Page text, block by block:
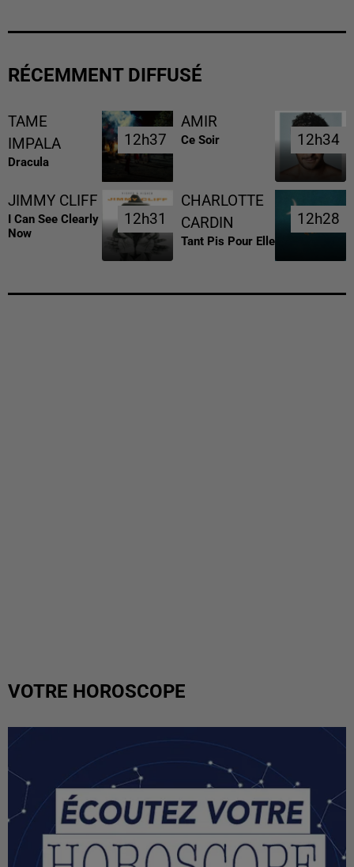
RÉCEMMENT DIFFUSÉ
TAME
IMPALA
Dracula
12h37
12h37
AMIR
Ce Soir 12h34
12h34
JIMMY CLIFF
I Can See Clearly
Now
12h31
12h31
CHARLOTTE
CARDIN
Tant Pis Pour Elle
12h28
12h28
VOTRE HOROSCOPE